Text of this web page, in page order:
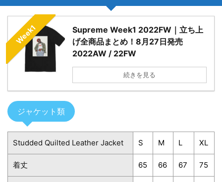
Week1
Supreme Week1 2022FW｜立ち上
げ全商品まとめ！8月27日発売
2022AW / 22FW
続きを見る
ジャケット類
Studded Quilted Leather Jacket S M L XL
着丈 65 66 67 75